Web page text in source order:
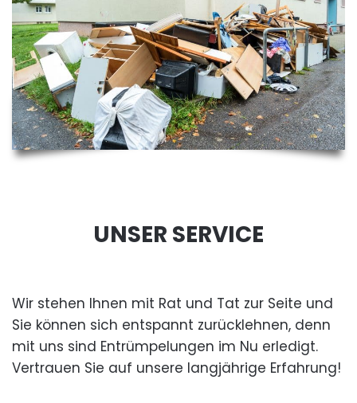
UNSER SERVICE
Wir stehen Ihnen mit Rat und Tat zur Seite und
Sie können sich entspannt zurücklehnen, denn
mit uns sind Entrümpelungen im Nu erledigt.
Vertrauen Sie auf unsere langjährige Erfahrung!